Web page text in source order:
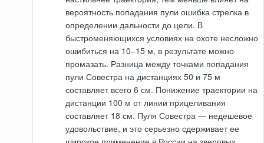
вероятность попадания пули ошибка стрелка в
определении дальности до цели. В
быстроменяющихся условиях на охоте несложно
ошибиться на 10–15 м, в результате можно
промазать. Разница между точками попадания
пули Совестра на дистанциях 50 и 75 м
составляет всего 6 см. Понижение траектории на
дистанции 100 м от линии прицеливания
составляет 18 см. Пуля Совестра — недешевое
удовольствие, и это серьезно сдерживает ее